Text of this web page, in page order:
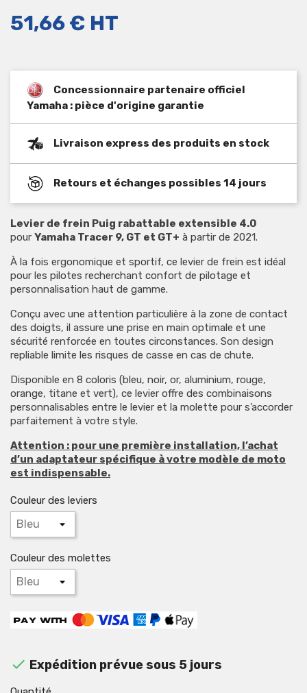
51,66 € HT
Concessionnaire partenaire officiel
Yamaha : pièce d'origine garantie
Livraison express des produits en stock
Retours et échanges possibles 14 jours
Levier de frein Puig rabattable extensible 4.0
pour Yamaha Tracer 9, GT et GT+ à partir de 2021.
À la fois ergonomique et sportif, ce levier de frein est idéal
pour les pilotes recherchant confort de pilotage et
personnalisation haut de gamme.
Conçu avec une attention particulière à la zone de contact
des doigts, il assure une prise en main optimale et une
sécurité renforcée en toutes circonstances. Son design
repliable limite les risques de casse en cas de chute.
Disponible en 8 coloris (bleu, noir, or, aluminium, rouge,
orange, titane et vert), ce levier offre des combinaisons
personnalisables entre le levier et la molette pour s’accorder
parfaitement à votre style.
Attention : pour une première installation, l’achat
d’un adaptateur spécifique à votre modèle de moto
est indispensable.
Couleur des leviers
Couleur des molettes
 Expédition prévue sous 5 jours